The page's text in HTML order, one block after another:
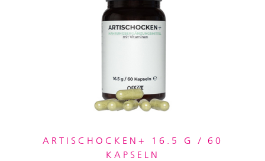
ARTISCHOCKEN+ 16.5 G / 60
KAPSELN